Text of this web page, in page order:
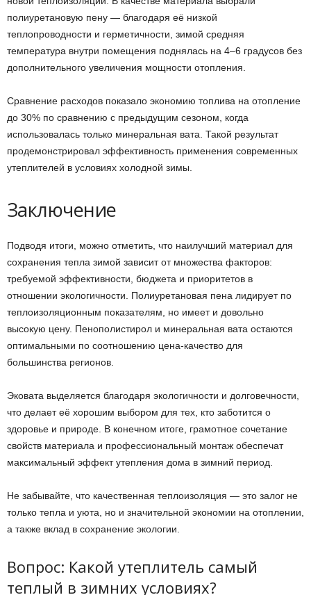
полиуретановую пену — благодаря её низкой
теплопроводности и герметичности, зимой средняя
температура внутри помещения поднялась на 4–6 градусов без
дополнительного увеличения мощности отопления.
Сравнение расходов показало экономию топлива на отопление
до 30% по сравнению с предыдущим сезоном, когда
использовалась только минеральная вата. Такой результат
продемонстрировал эффективность применения современных
утеплителей в условиях холодной зимы.
Заключение
Подводя итоги, можно отметить, что наилучший материал для
сохранения тепла зимой зависит от множества факторов:
требуемой эффективности, бюджета и приоритетов в
отношении экологичности. Полиуретановая пена лидирует по
теплоизоляционным показателям, но имеет и довольно
высокую цену. Пенополистирол и минеральная вата остаются
оптимальными по соотношению цена-качество для
большинства регионов.
Эковата выделяется благодаря экологичности и долговечности,
что делает её хорошим выбором для тех, кто заботится о
здоровье и природе. В конечном итоге, грамотное сочетание
свойств материала и профессиональный монтаж обеспечат
максимальный эффект утепления дома в зимний период.
Не забывайте, что качественная теплоизоляция — это залог не
только тепла и уюта, но и значительной экономии на отоплении,
а также вклад в сохранение экологии.
Вопрос: Какой утеплитель самый
теплый в зимних условиях?